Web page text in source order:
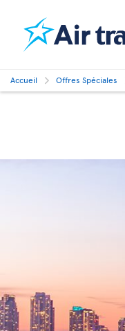
Accueil Offres Spéciales